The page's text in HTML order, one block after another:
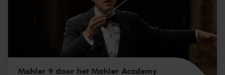
Mahler 9 door het Mahler Academy